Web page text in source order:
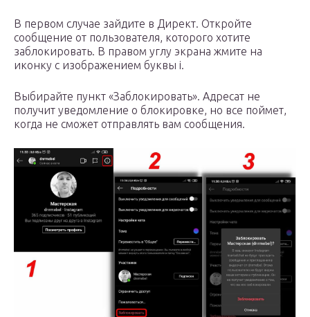
В первом случае зайдите в Директ. Откройте
сообщение от пользователя, которого хотите
заблокировать. В правом углу экрана жмите на
иконку с изображением буквы i.
Выбирайте пункт «Заблокировать». Адресат не
получит уведомление о блокировке, но все поймет,
когда не сможет отправлять вам сообщения.